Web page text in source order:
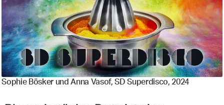
Sophie Bösker und Anna Vasof, SD Superdisco, 2024